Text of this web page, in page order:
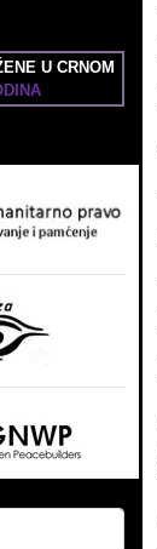
U CRNOM